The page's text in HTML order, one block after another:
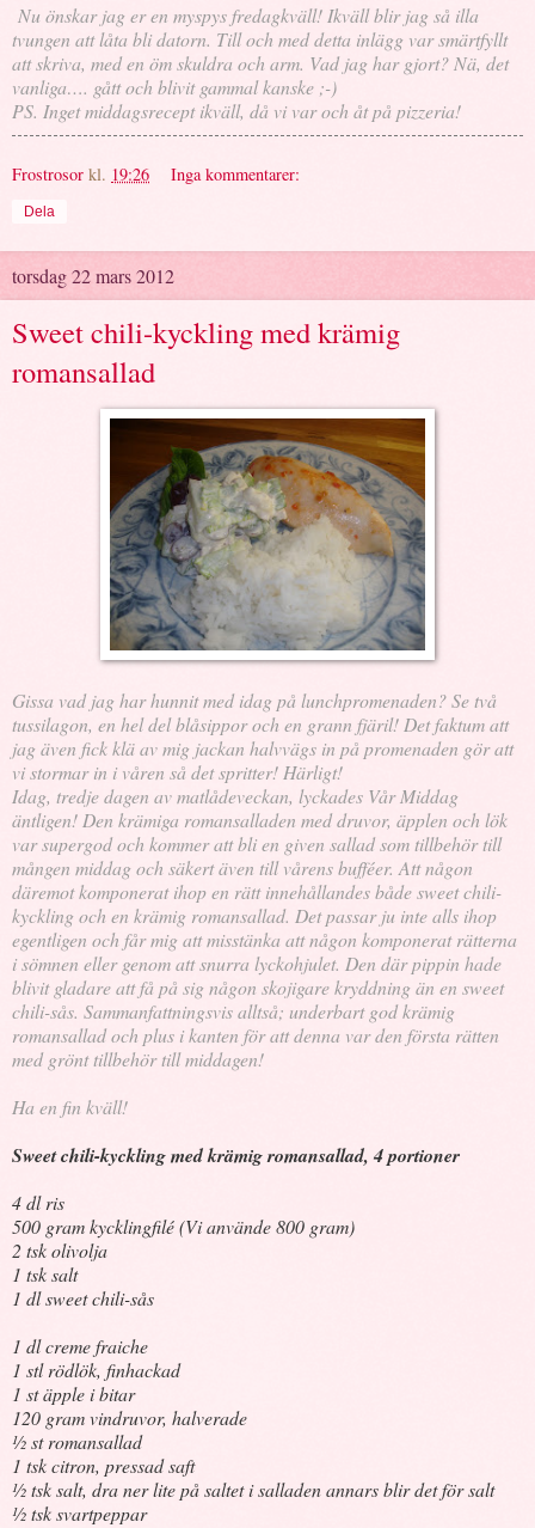
Nu önskar jag er en myspys fredagkväll! Ikväll blir jag så illa
tvungen att låta bli datorn. Till och med detta inlägg var smärtfyllt
att skriva, med en öm skuldra och arm. Vad jag har gjort? Nä, det
vanliga…. gått och blivit gammal kanske ;-)
PS. Inget middagsrecept ikväll, då vi var och åt på pizzeria!
Frostrosor kl. 19:26 Inga kommentarer:
Dela
torsdag 22 mars 2012
Sweet chili-kyckling med krämig
romansallad
Gissa vad jag har hunnit med idag på lunchpromenaden? Se två
tussilagon, en hel del blåsippor och en grann fjäril! Det faktum att
jag även fick klä av mig jackan halvvägs in på promenaden gör att
vi stormar in i våren så det spritter! Härligt!
Idag, tredje dagen av matlådeveckan, lyckades Vår Middag
äntligen! Den krämiga romansalladen med druvor, äpplen och lök
var supergod och kommer att bli en given sallad som tillbehör till
mången middag och säkert även till vårens bufféer. Att någon
däremot komponerat ihop en rätt innehållandes både sweet chili-
kyckling och en krämig romansallad. Det passar ju inte alls ihop
egentligen och får mig att misstänka att någon komponerat rätterna
i sömnen eller genom att snurra lyckohjulet. Den där pippin hade
blivit gladare att få på sig någon skojigare kryddning än en sweet
chili-sås. Sammanfattningsvis alltså; underbart god krämig
romansallad och plus i kanten för att denna var den första rätten
med grönt tillbehör till middagen!
Ha en fin kväll!
Sweet chili-kyckling med krämig romansallad, 4 portioner
4 dl ris
500 gram kycklingfilé (Vi använde 800 gram)
2 tsk olivolja
1 tsk salt
1 dl sweet chili-sås
1 dl creme fraiche
1 stl rödlök, finhackad
1 st äpple i bitar
120 gram vindruvor, halverade
½ st romansallad
1 tsk citron, pressad saft
½ tsk salt, dra ner lite på saltet i salladen annars blir det för salt
½ tsk svartpeppar